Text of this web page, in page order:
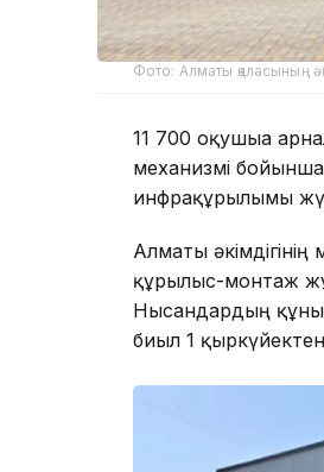
Фото: Алматы қаласының
11 700 оқушыға
механизмі
инфрақұрылымы
Алматы
құрылыс-монтаж
Нысандардың
биыл 1